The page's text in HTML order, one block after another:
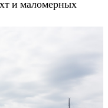
и маломерных